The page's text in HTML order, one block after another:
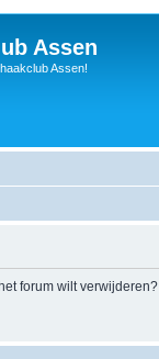
Assen
Assen!
forum wilt verwijderen?